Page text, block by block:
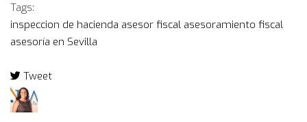
Tags:
inspeccion de hacienda asesor fiscal asesoramiento fiscal
asesoría en Sevilla
Tweet
pinterest